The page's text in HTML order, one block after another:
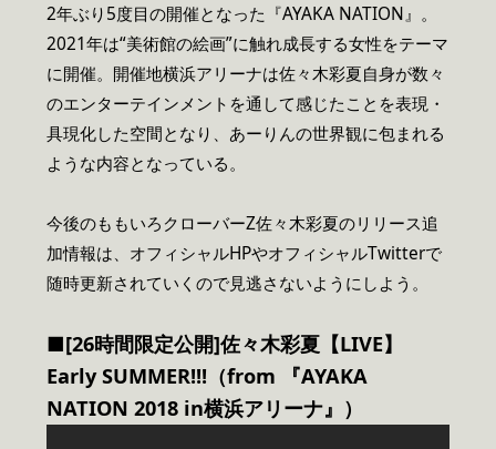
2年ぶり5度目の開催となった『AYAKA NATION』。
2021年は“美術館の絵画”に触れ成長する女性をテーマ
に開催。開催地横浜アリーナは佐々木彩夏自身が数々
のエンターテインメントを通して感じたことを表現・
具現化した空間となり、あーりんの世界観に包まれる
ような内容となっている。
今後のももいろクローバーZ佐々木彩夏のリリース追
加情報は、オフィシャルHPやオフィシャルTwitterで
随時更新されていくので見逃さないようにしよう。
■[26時間限定公開]佐々木彩夏【LIVE】
Early SUMMER!!!（from 『AYAKA
NATION 2018 in横浜アリーナ』）